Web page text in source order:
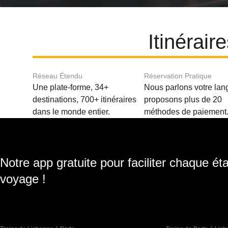
Réseau Étendu
Une plate-forme, 34+
destinations, 700+ itinéraires
dans le monde entier.
Réservation Pratique
Nous parlons votre
proposons plus de 20
méthodes de paiement.
Notre app gratuite pour faciliter chaque
voyage !